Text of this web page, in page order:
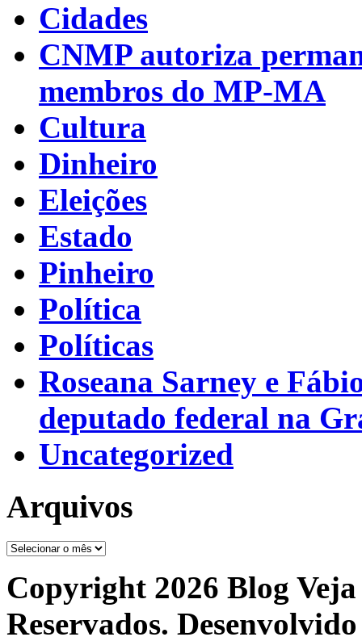
Cidades
CNMP autoriza
membros do MP-MA
Cultura
Dinheiro
Eleições
Estado
Pinheiro
Política
Políticas
Roseana Sarney e
deputado federal na
Uncategorized
Arquivos
Arquivos
Copyright 2026 Blog
Reservados.